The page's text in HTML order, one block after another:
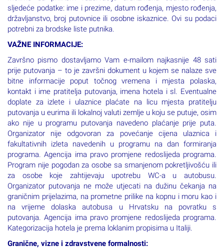
Molimo da prilikom rezervacije aranžmana obavezno date
sljedeće podatke: ime i prezime, datum rođenja, mjesto rođenja,
državljanstvo, broj putovnice ili osobne iskaznice. Ovi su podaci
Završno pismo dostavljamo Vam e-mailom najkasnije 48 sati
prije putovanja – to je završni dokument u kojem se nalaze sve
bitne informacije poput točnog vremena i mjesta polaska,
kontakt i ime pratitelja putovanja, imena hotela i sl. Eventualne
doplate za izlete i ulaznice plaćate na licu mjesta pratitelju
putovanja u eurima ili lokalnoj valuti zemlje u koju se putuje, osim
ako nije u programu putovanja navedeno plaćanje prije puta.
Organizator nije odgovoran za povećanje cijena ulaznica i
fakultativnih izleta navedenih u programu na dan formiranja
programa. Agencija ima pravo promjene redoslijeda programa.
Program nije pogodan za osobe sa smanjenom pokretljivošću ili
za osobe koje zahtijevaju upotrebu WC-a u autobusu.
Organizator putovanja ne može utjecati na dužinu čekanja na
graničnim prijelazima, na prometne prilike na kopnu i moru kao i
na vrijeme dolaska autobusa u Hrvatsku na povratku s
putovanja. Agencija ima pravo promjene redoslijeda programa.